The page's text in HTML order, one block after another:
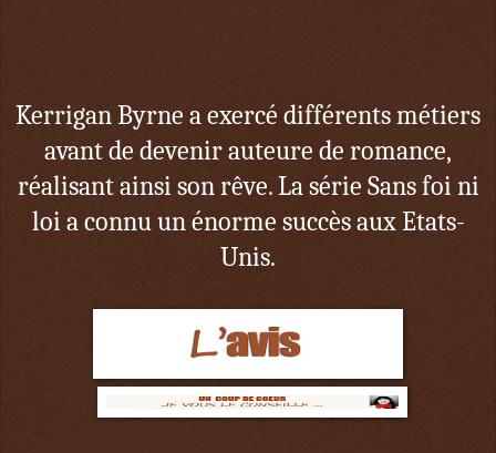
Kerrigan Byrne a exercé différents métiers
avant de devenir auteure de romance,
réalisant ainsi son rêve. La série Sans foi ni
loi a connu un énorme succès aux Etats-
Unis.